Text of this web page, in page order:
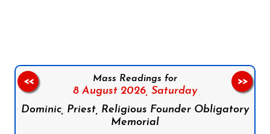
Mass Readings for
8 August 2026, Saturday
Dominic, Priest, Religious Founder Obligatory
Memorial
<< >>